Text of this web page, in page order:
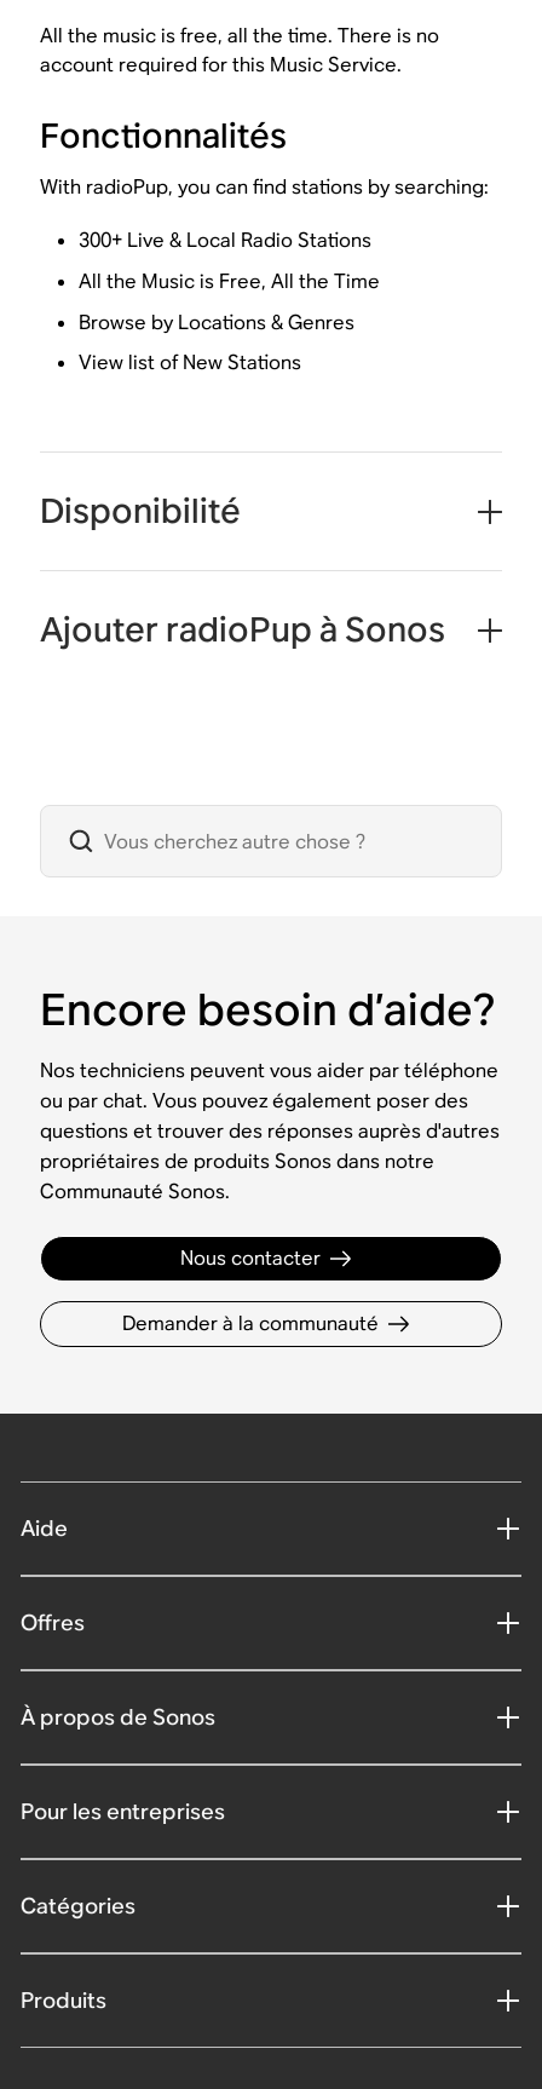
All the music is free, all the time. There is no
account required for this Music Service.
Fonctionnalités
With radioPup, you can find stations by searching:
300+ Live & Local Radio Stations
All the Music is Free, All the Time
Browse by Locations & Genres
View list of New Stations
Disponibilité
Ajouter radioPup à Sonos
Encore besoin d’aide?
Nos techniciens peuvent vous aider par téléphone
ou par chat. Vous pouvez également poser des
questions et trouver des réponses auprès d'autres
propriétaires de produits Sonos dans notre
Communauté Sonos.
Nous contacter
Demander à la communauté
Aide
Offres
À propos de Sonos
Pour les entreprises
Catégories
Produits